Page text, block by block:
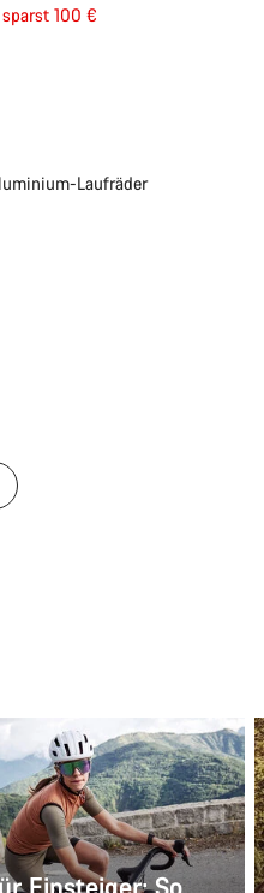
sparst 100 €
Laufräder